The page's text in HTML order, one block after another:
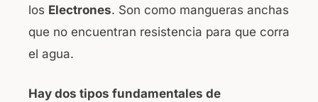
los Electrones. Son como mangueras anchas
que no encuentran resistencia para que corra
el agua.
Hay dos tipos fundamentales de